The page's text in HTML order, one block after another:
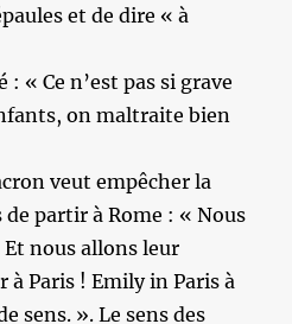
et de dire « à
: « Ce n’est pas si grave
on maltraite bien
veut empêcher la
partir à Rome : « Nous
nous allons leur
à Paris ! Emily in Paris à
sens. ». Le sens des